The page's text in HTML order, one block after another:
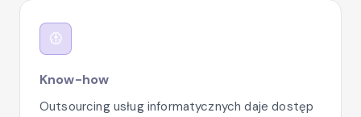
Know-how
Outsourcing usług informatycznych daje dostęp